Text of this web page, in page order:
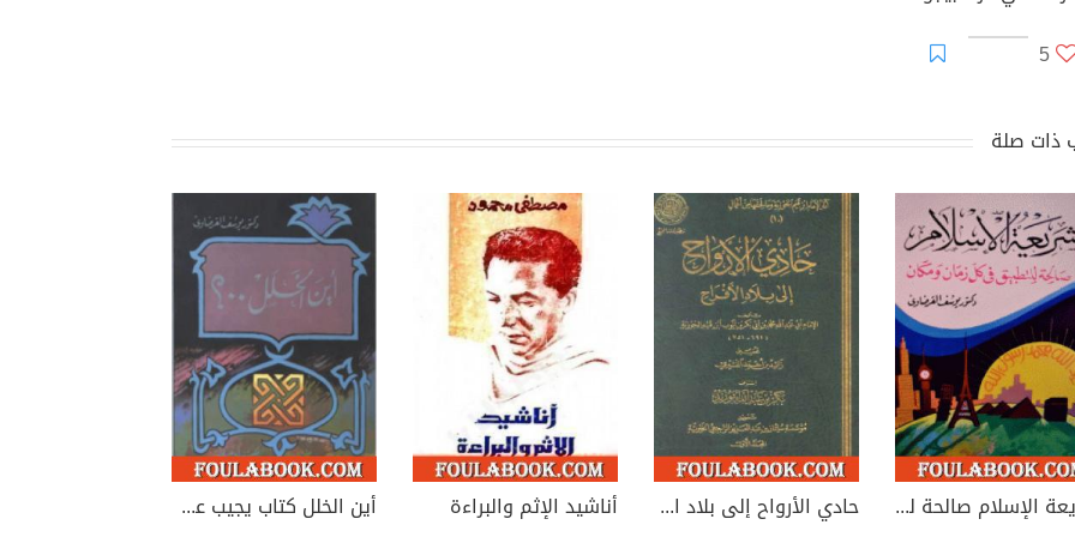
5
ذات صلة
شريعة الإسلام صالحة للتطبيق في كل زمان ومكان حادي الأرواح إلى بلاد الأفراح أناشيد الإثم والبراءة أين الخلل كتاب يجيب عن سؤال عمره 200 عام